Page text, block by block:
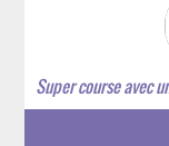
Super course avec